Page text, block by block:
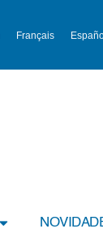
Français